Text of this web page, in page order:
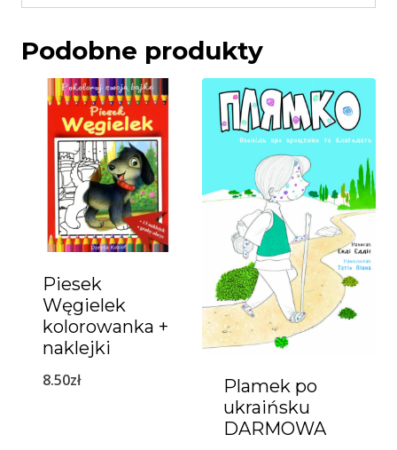
Podobne produkty
Piesek
Węgielek
kolorowanka +
naklejki
8.50zł
Plamek po
ukraińsku
DARMOWA